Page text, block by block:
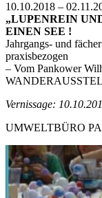
10.10.2018 –
„LUPENREIN
EINEN SEE !
Jahrgangs- und
praxisbezogen
– Vom Pankower
Vernissage:
UMWELTBÜRO